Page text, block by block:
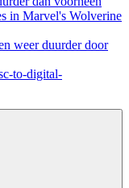
in Marvel's Wolverine
weer duurder door
to-digital-